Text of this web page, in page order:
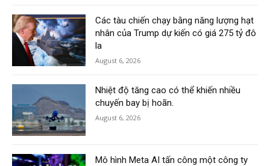
Các tàu chiến chạy bằng năng lượng hạt
nhân của Trump dự kiến có giá 275 tỷ đô
la
August 6, 2026
Nhiệt độ tăng cao có thể khiến nhiều
chuyến bay bị hoãn.
August 6, 2026
Mô hình Meta AI tấn công một công ty